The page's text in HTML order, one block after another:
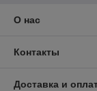
О нас
Контакты
Доставка и